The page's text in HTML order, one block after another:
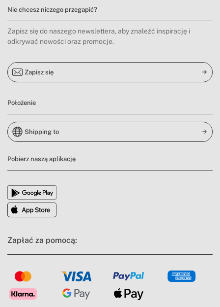
Nie chcesz niczego przegapić?
Zapisz się do naszego newslettera, aby znaleźć inspirację i
odkrywać nowości oraz promocje.
Zapisz się
Położenie
Shipping to
Pobierz naszą aplikację
Zapłać za pomocą: